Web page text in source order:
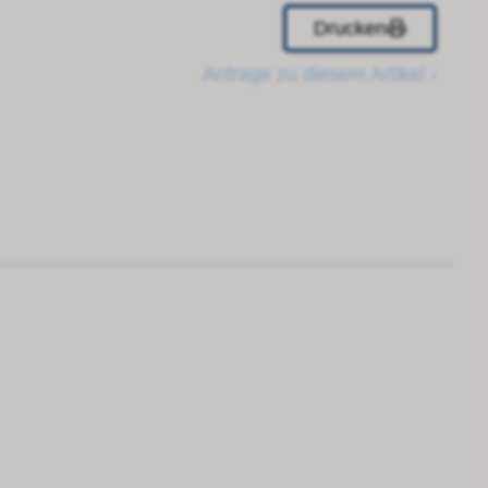
Drucken
Anfrage zu diesem Artikel ›